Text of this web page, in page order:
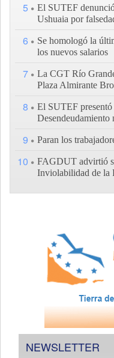
5
El SUTEF
Ushuaia por
6
Se homologó la
los nuevos salarios
7
La CGT Río
Plaza Almirante
8
El SUTEF
Desendeudamiento
9 Paran los
10
FAGDUT advirtió
Inviolabilidad de la
NEWSLETTER